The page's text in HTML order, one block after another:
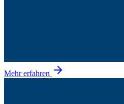
Mehr erfahren